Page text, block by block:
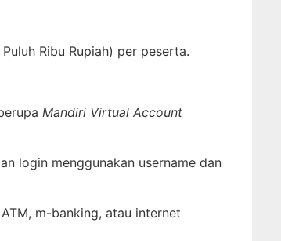
Ribu Rupiah) per peserta.
Mandiri Virtual Account
login menggunakan username dan
m-banking, atau internet